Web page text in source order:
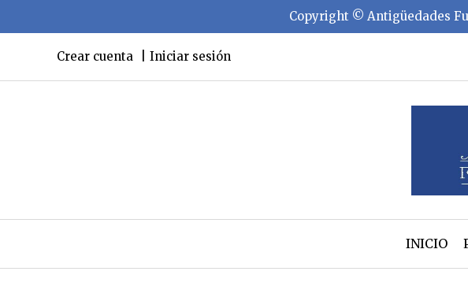
Copyright ©️ Antigüedades
Crear cuenta Iniciar sesión
INICIO